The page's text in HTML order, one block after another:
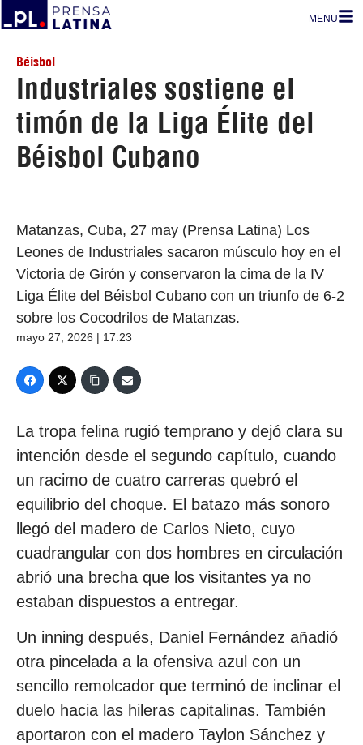
MENU
Béisbol
Industriales sostiene el
timón de la Liga Élite del
Béisbol Cubano
Matanzas, Cuba, 27 may (Prensa Latina) Los
Leones de Industriales sacaron músculo hoy en el
Victoria de Girón y conservaron la cima de la IV
Liga Élite del Béisbol Cubano con un triunfo de 6-2
sobre los Cocodrilos de Matanzas.
mayo 27, 2026 | 17:23
La tropa felina rugió temprano y dejó clara su
intención desde el segundo capítulo, cuando
un racimo de cuatro carreras quebró el
equilibrio del choque. El batazo más sonoro
llegó del madero de Carlos Nieto, cuyo
cuadrangular con dos hombres en circulación
abrió una brecha que los visitantes ya no
estaban dispuestos a entregar.
Un inning después, Daniel Fernández añadió
otra pincelada a la ofensiva azul con un
sencillo remolcador que terminó de inclinar el
duelo hacia las hileras capitalinas. También
aportaron con el madero Taylon Sánchez y